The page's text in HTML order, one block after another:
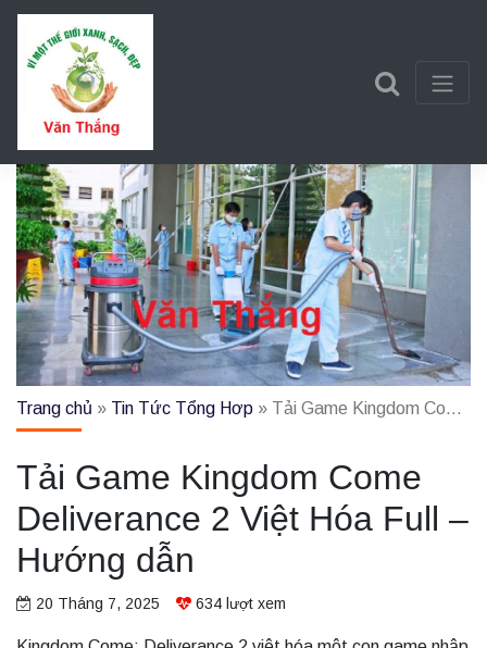
Trần Văn Thắng
Một trang web mới sử dụng WordPress
Trang chủ » Tin Tức Tổng Hơp » Tải Game Kingdom Come Deliverance 2 Việt Hóa Full – Hướng dẫn
Tải Game Kingdom Come
Deliverance 2 Việt Hóa Full –
Hướng dẫn
20 Tháng 7, 2025 634 lượt xem